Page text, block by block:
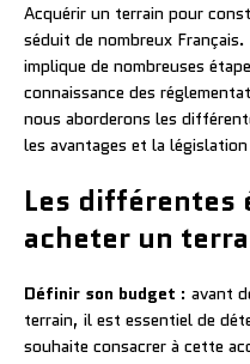
Acquérir un terrain pour
séduit de nombreux
implique de nombreuses
connaissance des
nous aborderons les
les avantages et la
Les différentes
acheter un
Définir son budget : avant
terrain, il est essentiel de
souhaite consacrer à cette